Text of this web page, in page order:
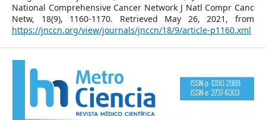
National Comprehensive Cancer Network J Natl Compr Canc
Netw, 18(9), 1160-1170. Retrieved May 26, 2021, from
https://jnccn.org/view/journals/jnccn/18/9/article-p1160.xml